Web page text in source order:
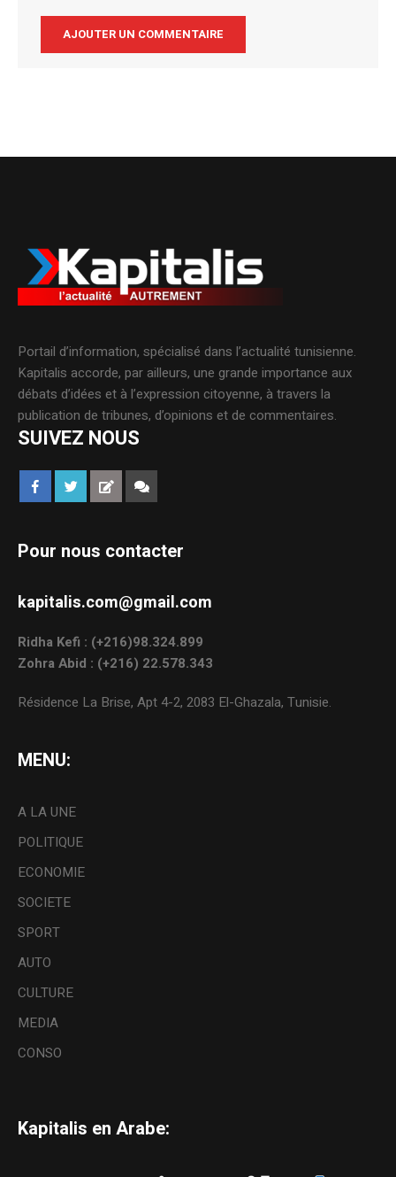
Portail d’information, spécialisé dans l’actualité tunisienne.
Kapitalis accorde, par ailleurs, une grande importance aux
débats d’idées et à l’expression citoyenne, à travers la
publication de tribunes, d’opinions et de commentaires.
SUIVEZ NOUS
Pour nous contacter
kapitalis.com@gmail.com
Ridha Kefi : (+216)98.324.899
Zohra Abid : (+216) 22.578.343
Résidence La Brise, Apt 4-2, 2083 El-Ghazala, Tunisie.
MENU:
A LA UNE
POLITIQUE
ECONOMIE
SOCIETE
SPORT
AUTO
CULTURE
MEDIA
CONSO
Kapitalis en Arabe: